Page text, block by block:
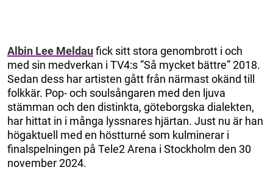
Albin Lee Meldaufick sitt stora genombrott i och
med sin medverkan i TV4:s ”Så mycket bättre” 2018.
Sedan dess har artisten gått från närmast okänd till
folkkär. Pop- och soulsångaren med den ljuva
stämman och den distinkta, göteborgska dialekten,
har hittat in i många lyssnares hjärtan. Just nu är han
högaktuell med en höstturné som kulminerar i
finalspelningen på Tele2 Arena i Stockholm den 30
november 2024.